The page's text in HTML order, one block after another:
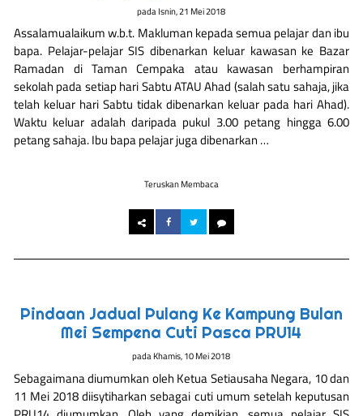
padaIsnin, 21 Mei 2018
Assalamualaikum w.b.t. Makluman kepada semua pelajar dan ibu
bapa. Pelajar-pelajar SIS dibenarkan keluar kawasan ke Bazar
Ramadan di Taman Cempaka atau kawasan berhampiran
sekolah pada setiap hari Sabtu ATAU Ahad (salah satu sahaja, jika
telah keluar hari Sabtu tidak dibenarkan keluar pada hari Ahad).
Waktu keluar adalah daripada pukul 3.00 petang hingga 6.00
petang sahaja. Ibu bapa pelajar juga dibenarkan …
Teruskan Membaca
Pindaan Jadual Pulang Ke Kampung Bulan
Mei Sempena Cuti Pasca PRU14
padaKhamis, 10 Mei 2018
Sebagaimana diumumkan oleh Ketua Setiausaha Negara, 10 dan
11 Mei 2018 diisytiharkan sebagai cuti umum setelah keputusan